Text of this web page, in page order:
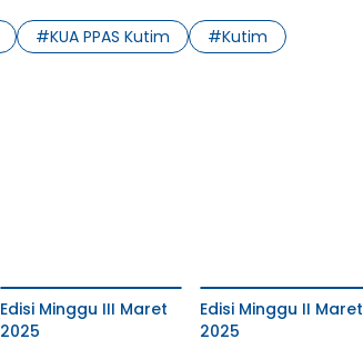
#KUA PPAS Kutim #Kutim
Edisi Minggu III Maret
2025
Edisi Minggu II Maret
2025